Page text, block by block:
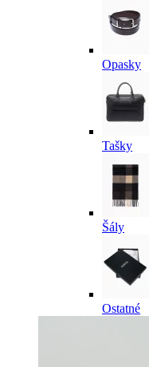
Opasky
Tašky
Šály
Ostatné